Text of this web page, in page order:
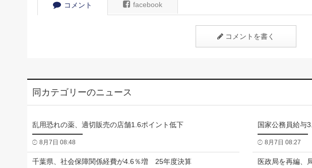
コメント facebook
コメントを書く
同カテゴリーのニュース
乱用恐れの薬、適切販売の店舗1.6ポイント低下
8月7日 08:48
国家公務員給与
8月7日 08:27
千葉県、社会保障関係経費が4.6％増 25年度決算 医政局を再編、